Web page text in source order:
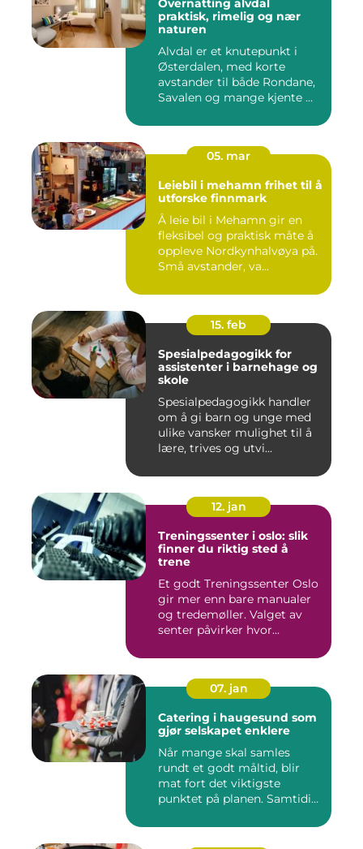
Overnatting alvdal
praktisk, rimelig og nær
naturen
Alvdal er et knutepunkt i
Østerdalen, med korte
avstander til både Rondane,
Savalen og mange kjente ...
05. mar
Leiebil i mehamn frihet til å
utforske finnmark
Å leie bil i Mehamn gir en
fleksibel og praktisk måte å
oppleve Nordkynhalvøya på.
Små avstander, va...
15. feb
Spesialpedagogikk for
assistenter i barnehage og
skole
Spesialpedagogikk handler
om å gi barn og unge med
ulike vansker mulighet til å
lære, trives og utvi...
12. jan
Treningssenter i oslo: slik
finner du riktig sted å
trene
Et godt Treningssenter Oslo
gir mer enn bare manualer
og tredemøller. Valget av
senter påvirker hvor...
07. jan
Catering i haugesund som
gjør selskapet enklere
Når mange skal samles
rundt et godt måltid, blir
mat fort det viktigste
punktet på planen. Samtidig